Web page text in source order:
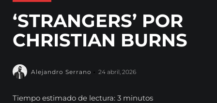
‘STRANGERS’ POR
CHRISTIAN BURNS
Alejandro Serrano 24 abril, 2026
Tiempo estimado de lectura: 3 minutos